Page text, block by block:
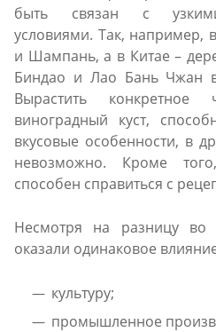
быть связан с
условиями. Так, например,
и Шампань, а в Китае –
Биндао и Лао Бань Чжан
Вырастить
виноградный куст,
вкусовые особенности, в
невозможно. Кроме
способен справиться с
Несмотря на разницу
оказали одинаковое
культуру;
промышленное